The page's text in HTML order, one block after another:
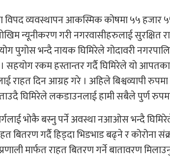
विपद व्यवस्थापन आकस्मिक कोषमा ५५
न्यूनीकरण गरी नगरवासीहरुलाई सुरक्षित
पुगोस भन्दै नायक घिमिरेले गोदावरी
सहयोग रकम हस्तान्तर गर्दै घिमिरेले यो
दिन आग्रह गरे । अहिले बिश्वव्यापी
घिमिरेले लकडाउनलाई हामी सबैले पुर्ण रुपमा
भोकै बस्नु पर्ने अवस्था नआओस भन्दै
बितरण गर्दै हिड्दा भिडभाड बढ्ने र
मार्फत राहत बितरण गर्ने बातावरण